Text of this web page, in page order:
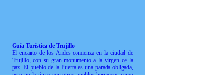
Guía Turística de Trujillo
El encanto de los Andes comienza en la ciudad de
Trujillo, con su gran monumento a la virgen de la
paz. El pueblo de la Puerta es una parada obligada,